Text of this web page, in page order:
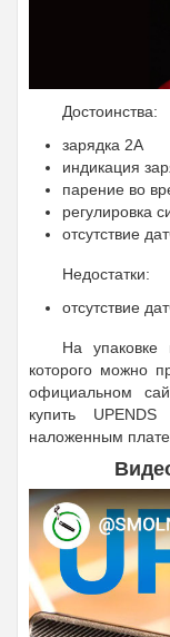
Достоинства:
зарядка 2А
индикация
парение во
регулировка
отсутствие
Недостатки:
отсутствие
На
которого можно
официальном
купить
наложенным